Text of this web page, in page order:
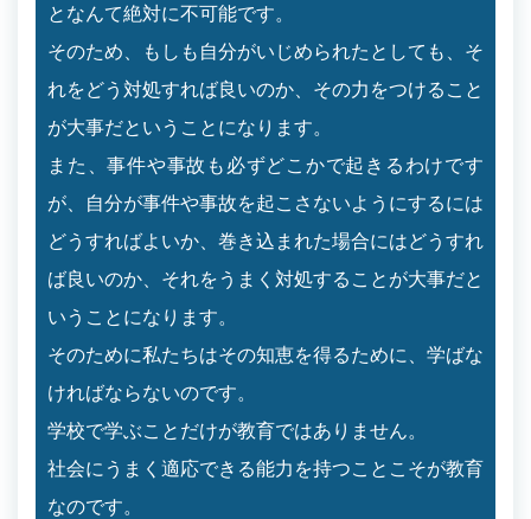
となんて絶対に不可能です。
そのため、もしも自分がいじめられたとしても、そ
れをどう対処すれば良いのか、その力をつけること
が大事だということになります。
また、事件や事故も必ずどこかで起きるわけです
が、自分が事件や事故を起こさないようにするには
どうすればよいか、巻き込まれた場合にはどうすれ
ば良いのか、それをうまく対処することが大事だと
いうことになります。
そのために私たちはその知恵を得るために、学ばな
ければならないのです。
学校で学ぶことだけが教育ではありません。
社会にうまく適応できる能力を持つことこそが教育
なのです。